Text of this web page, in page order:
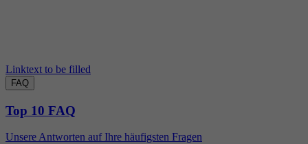
Linktext to be filled
FAQ
Top 10 FAQ
Unsere Antworten auf Ihre häufigsten Fragen